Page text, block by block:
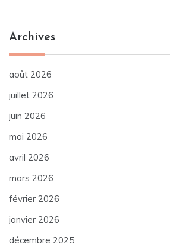
Archives
août 2026
juillet 2026
juin 2026
mai 2026
avril 2026
mars 2026
février 2026
janvier 2026
décembre 2025